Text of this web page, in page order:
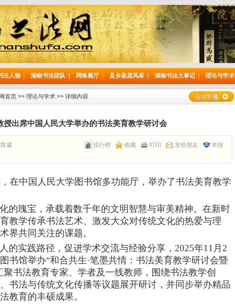
法人物 湖南书法团队 网络展厅 县乡基层风采 湖南书法大事记 理论与学术
首页 >> 理论与学术 >> 详细内容
授出席中国人民大学举办的书法美育教学研讨会
排行榜 收藏 打印 发给朋友 举报
陈葳
在中国人民大学图书馆多功能厅，举办了书法美育教学
的瑰宝，承载着数千年的文明智慧与审美精神。在新时
教学传承书法艺术、激发大众对传统文化的热爱与理
界共同关注的课题。
的实践路径，促进学术交流与经验分享， 2025年11 月 2
书馆举办“和合共生·笔墨共情：书法美育教学研讨会暨
聚书法教育专家、学者及一线教师，围绕书法教学创
书法与传统文化传播等议题展开研讨，并同步举办精品
教育的丰硕成果。